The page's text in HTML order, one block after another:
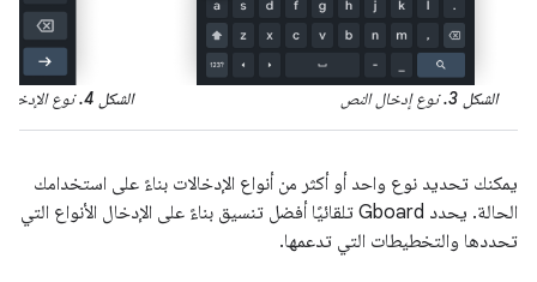
الشكل 3. نوع إدخال النص الشكل 4. نوع
يمكنك تحديد نوع واحد أو أكثر من أنواع الإدخالات بناءً على استخدامك
الحالة. يحدد Gboard تلقائيًا أفضل تنسيق بناءً على الإدخال الأنواع التي
تحددها والتخطيطات التي تدعمها.